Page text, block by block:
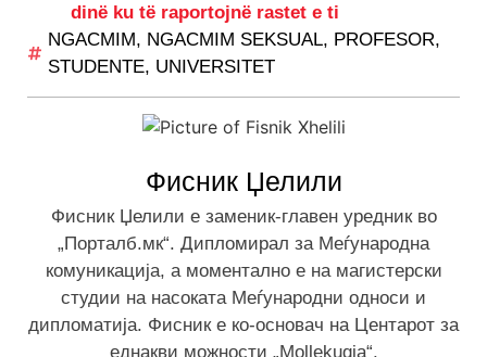
dinë ku të raportojnë rastet e ti
NGACMIM, NGACMIM SEKSUAL, PROFESOR,
STUDENTE, UNIVERSITET
Фисник Џелили
Фисник Џелили е заменик-главен уредник во
„Порталб.мк“. Дипломирал за Меѓународна
комуникација, а моментално е на магистерски
студии на насоката Меѓународни односи и
дипломатија. Фисник е ко-основач на Центарот за
еднакви можности „Mollekuqja“.